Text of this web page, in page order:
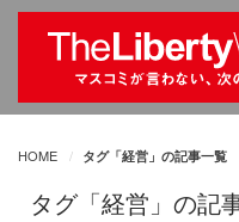
HOME タグ「経営」の記事一覧
タグ「経営」の記